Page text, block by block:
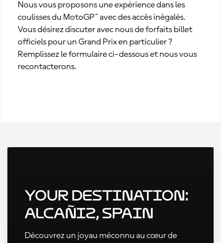
Nous vous proposons une expérience dans les
coulisses du MotoGP™ avec des accès inégalés.
Vous désirez discuter avec nous de forfaits billet
officiels pour un Grand Prix en particulier ?
Remplissez le formulaire ci-dessous et nous vous
recontacterons.
Your Destination:
Alcañiz, Spain
Découvrez un joyau méconnu au cœur de